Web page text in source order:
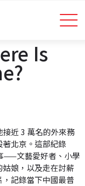
Is
近 3 萬名的外來務
北京。這部紀錄
——文藝愛好者、小學
娘，以及走在討薪
記錄當下中國最普